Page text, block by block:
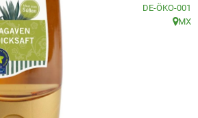
, Kontrollstelle:
DE-ÖKO-001
,
MX